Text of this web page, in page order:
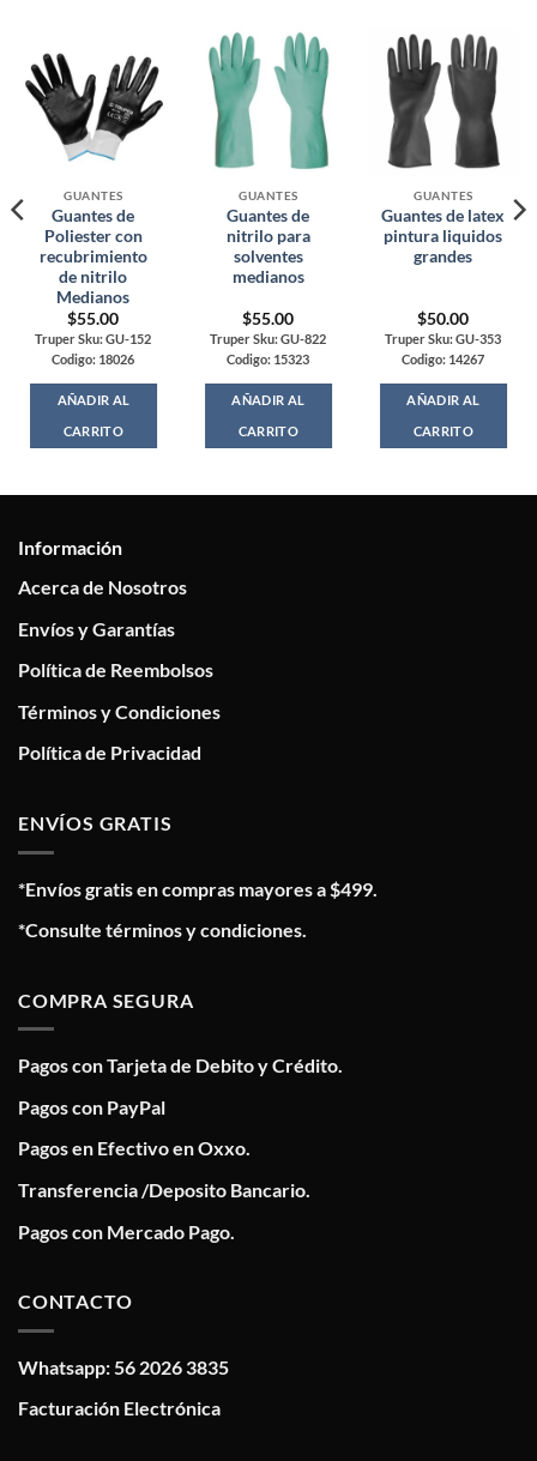
GUANTES
Guantes de
Poliester con
recubrimiento
de nitrilo
Medianos
$55.00
Truper Sku: GU-152
Codigo: 18026
AÑADIR AL
CARRITO
GUANTES
Guantes de
nitrilo para
solventes
medianos
$55.00
Truper Sku: GU-822
Codigo: 15323
AÑADIR AL
CARRITO
GUANTES
Guantes de latex
pintura liquidos
grandes
$50.00
Truper Sku: GU-353
Codigo: 14267
AÑADIR AL
CARRITO
Información
Acerca de Nosotros
Envíos y Garantías
Política de Reembolsos
Términos y Condiciones
Política de Privacidad
ENVÍOS GRATIS
*Envíos gratis en compras mayores a $499.
*Consulte términos y condiciones.
COMPRA SEGURA
Pagos con Tarjeta de Debito y Crédito.
Pagos con PayPal
Pagos en Efectivo en Oxxo.
Transferencia /Deposito Bancario.
Pagos con Mercado Pago.
CONTACTO
Whatsapp: 56 2026 3835
Facturación Electrónica